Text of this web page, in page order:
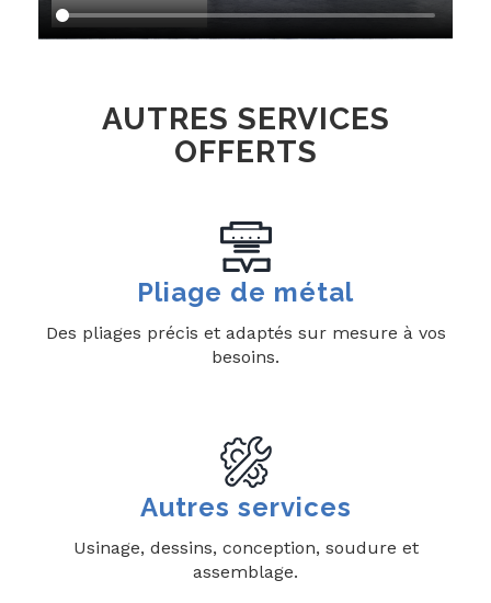
AUTRES SERVICES
OFFERTS
Pliage de métal
Des pliages précis et adaptés sur mesure à vos
besoins.
Autres services
Usinage, dessins, conception, soudure et
assemblage.